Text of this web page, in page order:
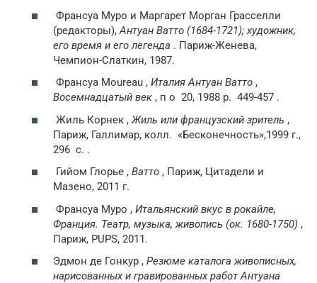
Франсуа Муро и Маргарет Морган Грасселли
(редакторы), Антуан Ватто (1684-1721); художник,
его время и его легенда . Париж-Женева,
Чемпион-Слаткин, 1987.
Франсуа Moureau , Италия Антуан Ватто ,
Восемнадцатый век , п о 20, 1988 р. 449-457 .
Жиль Корнек , Жиль или французский зритель ,
Париж, Галлимар, колл. «Бесконечность»,1999 г.,
296 с. .
Гийом Глорье , Ватто , Париж, Цитадели и
Мазено, 2011 г.
Франсуа Муро , Итальянский вкус в рокайле,
Франция. Театр, музыка, живопись (ок. 1680-1750) ,
Париж, PUPS, 2011.
Эдмон де Гонкур , Резюме каталога живописных,
нарисованных и гравированных работ Антуана